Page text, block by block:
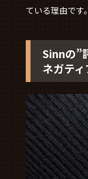
ている理由です。
Sinnの”
ネガテ